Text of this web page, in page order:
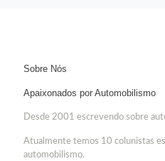
Sobre Nós
Apaixonados por Automobilismo
Desde 2001 escrevendo sobre
Atualmente temos 10 colunistas
automobilismo.